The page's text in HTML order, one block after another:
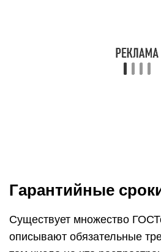
Гарантийный срок на обувь